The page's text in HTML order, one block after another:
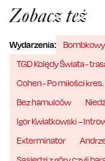
Zobacz też
Wydarzenia:
TGD Kolędy Świata -
Cohen - Po miłości
Bez hamulców
Igor Kwiatkowski –
Exterminator